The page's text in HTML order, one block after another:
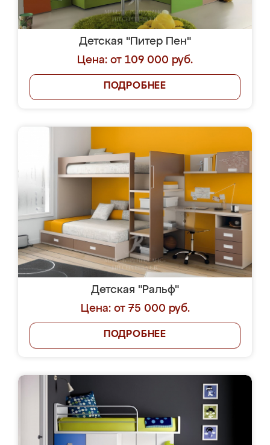
Детская "Питер Пен"
Цена: от 109 000 руб.
ПОДРОБНЕЕ
Детская "Ральф"
Цена: от 75 000 руб.
ПОДРОБНЕЕ